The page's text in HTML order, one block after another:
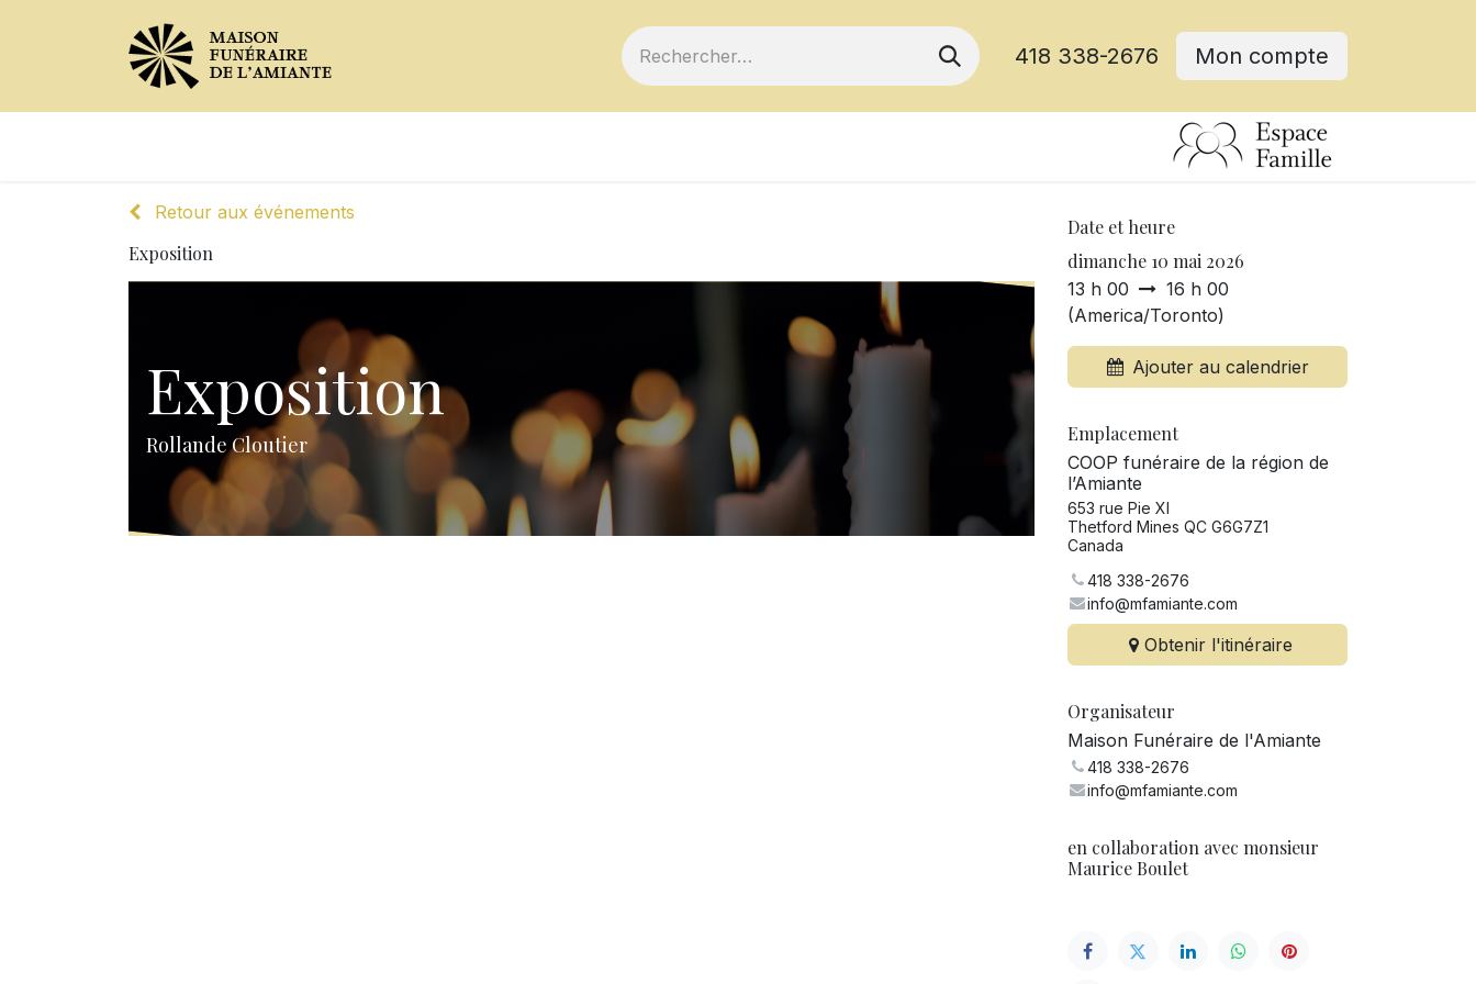
418 338-2676 Mon compte
Retour aux événements
Exposition
Exposition
Rollande Cloutier
Date et heure
dimanche 10 mai 2026
13 h 00
16 h 00
(America/Toronto)
Ajouter au calendrier
Emplacement
COOP funéraire de la région de
l’Amiante
653 rue Pie XI
Thetford Mines QC G6G7Z1
Canada
418 338-2676
info@mfamiante.com
Obtenir l'itinéraire
Organisateur
Maison Funéraire de l'Amiante
418 338-2676
info@mfamiante.com
en collaboration avec monsieur
Maurice Boulet